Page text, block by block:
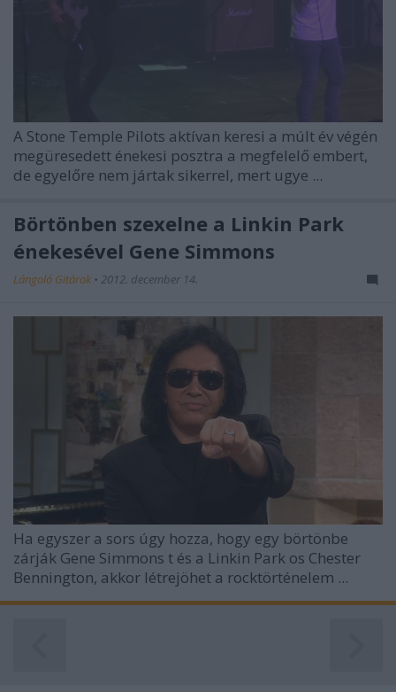
A Stone Temple Pilots aktívan keresi a múlt év végén
megüresedett énekesi posztra a megfelelő embert,
de egyelőre nem jártak sikerrel, mert ugye ...
Börtönben szexelne a Linkin Park
énekesével Gene Simmons
Lángoló Gitárok • 2012. december 14.
Ha egyszer a sors úgy hozza, hogy egy börtönbe
zárják Gene Simmons t és a Linkin Park os Chester
Bennington, akkor létrejöhet a rocktörténelem ...